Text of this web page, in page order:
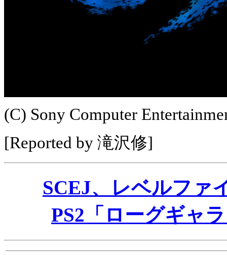
(C) Sony Computer
[Reported by 滝沢修]
SCEJ、レベルファ
PS2「ローグギャ